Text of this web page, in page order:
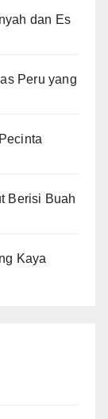
dan Es
Peru yang
Berisi Buah
Kaya